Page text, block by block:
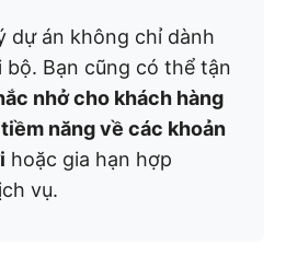
dự án không chỉ dành
Bạn cũng có thể tận
nhở cho khách hàng
năng về các khoản
hoặc gia hạn hợp
vụ.